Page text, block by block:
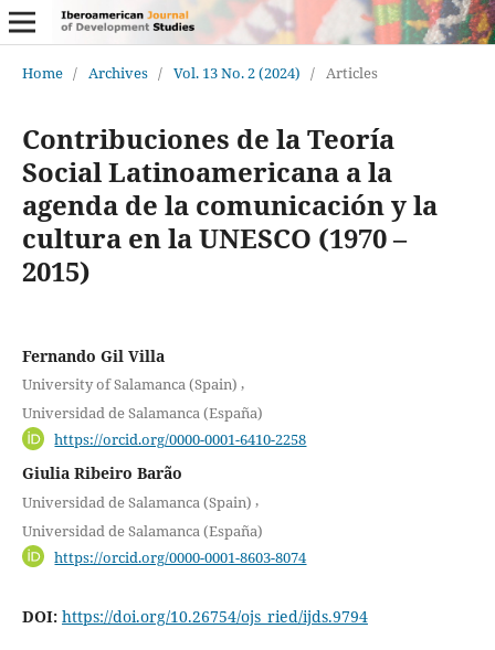
Home / Archives / Vol. 13 No. 2 (2024) / Articles
Contribuciones de la Teoría
Social Latinoamericana a la
agenda de la comunicación y la
cultura en la UNESCO (1970 –
2015)
Fernando Gil Villa
University of Salamanca (Spain) ,
Universidad de Salamanca (España)
https://orcid.org/0000-0001-6410-2258
Giulia Ribeiro Barão
Universidad de Salamanca (Spain) ,
Universidad de Salamanca (España)
https://orcid.org/0000-0001-8603-8074
DOI: https://doi.org/10.26754/ojs_ried/ijds.9794